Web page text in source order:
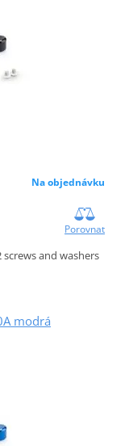
Na objednávku
Porovnat
screws and washers
modrá